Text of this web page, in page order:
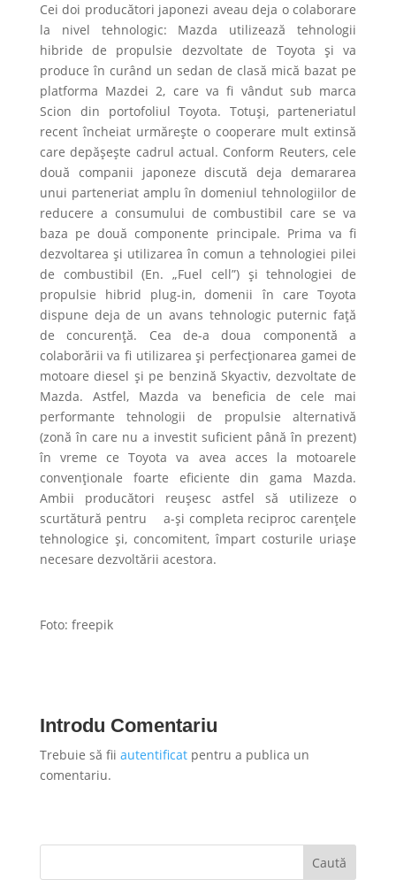
Cei doi producători japonezi aveau deja o colaborare
la nivel tehnologic: Mazda utilizează tehnologii
hibride de propulsie dezvoltate de Toyota și va
produce în curând un sedan de clasă mică bazat pe
platforma Mazdei 2, care va fi vândut sub marca
Scion din portofoliul Toyota. Totuși, parteneriatul
recent încheiat urmărește o cooperare mult extinsă
care depășește cadrul actual. Conform Reuters, cele
două companii japoneze discută deja demararea
unui parteneriat amplu în domeniul tehnologiilor de
reducere a consumului de combustibil care se va
baza pe două componente principale. Prima va fi
dezvoltarea și utilizarea în comun a tehnologiei pilei
de combustibil (En. „Fuel cell”) și tehnologiei de
propulsie hibrid plug-in, domenii în care Toyota
dispune deja de un avans tehnologic puternic față
de concurență. Cea de-a doua componentă a
colaborării va fi utilizarea și perfecționarea gamei de
motoare diesel și pe benzină Skyactiv, dezvoltate de
Mazda. Astfel, Mazda va beneficia de cele mai
performante tehnologii de propulsie alternativă
(zonă în care nu a investit suficient până în prezent)
în vreme ce Toyota va avea acces la motoarele
convenționale foarte eficiente din gama Mazda.
Ambii producători reușesc astfel să utilizeze o
scurtătură pentru a-și completa reciproc carențele
tehnologice și, concomitent, împart costurile uriașe
necesare dezvoltării acestora.
Foto: freepik
Introdu Comentariu
Trebuie să fii autentificatpentru a publica un
comentariu.